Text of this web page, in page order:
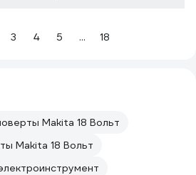
3 4 5 ... 18
Makita 18 Вольт
Makita 18 Вольт